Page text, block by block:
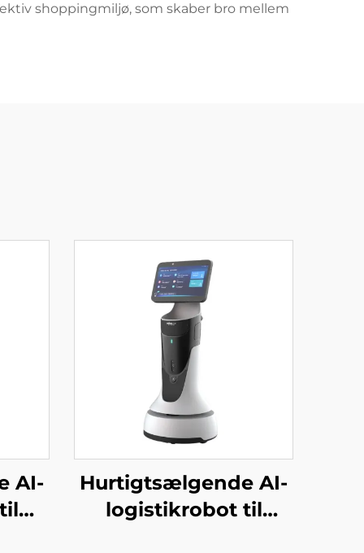
shoppingmiljø, som skaber bro mellem
AI-
Hurtigtsælgende AI-
logistikrobot til